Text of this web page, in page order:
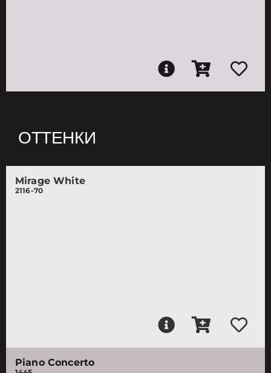
ОТТЕНКИ
Mirage White
2116-70
Piano Concerto